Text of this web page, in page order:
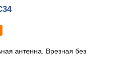
антенна. Врезная без